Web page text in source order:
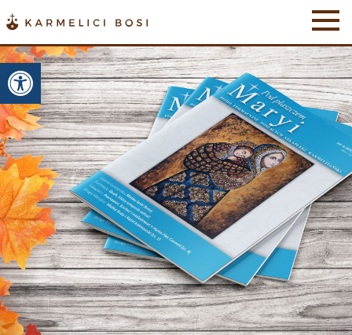
Otwórz pasek narzędzi